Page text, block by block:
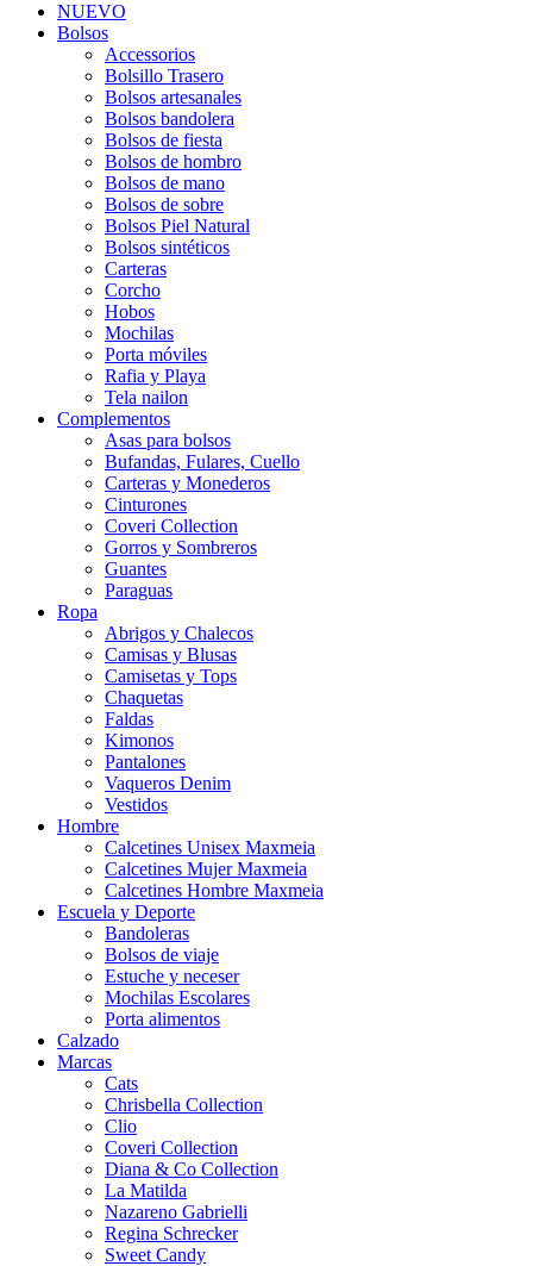
NUEVO
Bolsos
Accessorios
Bolsillo Trasero
Bolsos artesanales
Bolsos bandolera
Bolsos de fiesta
Bolsos de hombro
Bolsos de mano
Bolsos de sobre
Bolsos Piel Natural
Bolsos sintéticos
Carteras
Corcho
Hobos
Mochilas
Porta móviles
Rafia y Playa
Tela nailon
Complementos
Asas para bolsos
Bufandas, Fulares, Cuello
Carteras y Monederos
Cinturones
Coveri Collection
Gorros y Sombreros
Guantes
Paraguas
Ropa
Abrigos y Chalecos
Camisas y Blusas
Camisetas y Tops
Chaquetas
Faldas
Kimonos
Pantalones
Vaqueros Denim
Vestidos
Hombre
Calcetines Unisex Maxmeia
Calcetines Mujer Maxmeia
Calcetines Hombre Maxmeia
Escuela y Deporte
Bandoleras
Bolsos de viaje
Estuche y neceser
Mochilas Escolares
Porta alimentos
Calzado
Marcas
Cats
Chrisbella Collection
Clio
Coveri Collection
Diana & Co Collection
La Matilda
Nazareno Gabrielli
Regina Schrecker
Sweet Candy